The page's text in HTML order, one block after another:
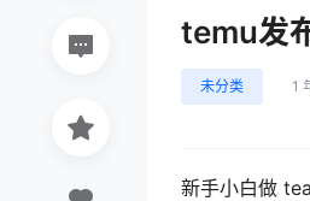
temu发
未分类 1
新手小白做